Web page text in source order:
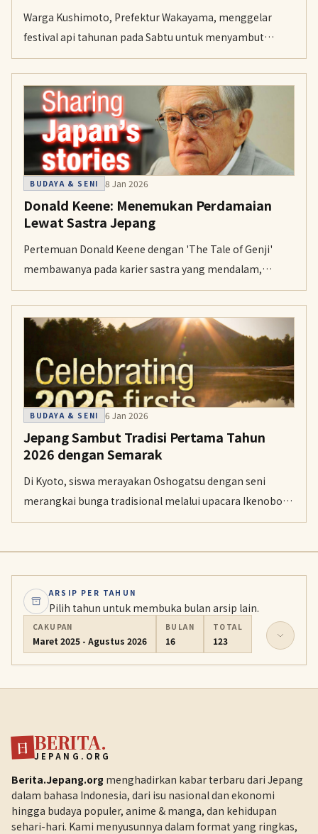
Warga Kushimoto, Prefektur Wakayama, menggelar
festival api tahunan pada Sabtu untuk menyambut
musim semi. Sekitar 100.000 meter persegi hamparan
rumput kering dibakar agar tunas baru bisa tumbuh
kembali.
BUDAYA & SENI 8 Jan 2026
Donald Keene: Menemukan Perdamaian
Lewat Sastra Jepang
Pertemuan Donald Keene dengan 'The Tale of Genji'
membawanya pada karier sastra yang mendalam,
menjalin persahabatan dengan penulis Jepang
pascaperang. Perjalanannya dimulai dari pengalaman
Perang Dunia II yang menginspirasi tekadnya untuk
mempromosikan perdamaian.
BUDAYA & SENI 6 Jan 2026
Jepang Sambut Tradisi Pertama Tahun
2026 dengan Semarak
Di Kyoto, siswa merayakan Oshogatsu dengan seni
merangkai bunga tradisional melalui upacara Ikenobo
yang berusia berabad-abad. Sekitar 800 peserta dari
ARSIP PER TAHUN
Pilih tahun untuk membuka bulan arsip lain.
CAKUPAN
Maret 2025 - Agustus 2026
BULAN
16
TOTAL
123
日 BERITA.
JEPANG.ORG
Berita.Jepang.org menghadirkan kabar terbaru dari Jepang
dalam bahasa Indonesia, dari isu nasional dan ekonomi
hingga budaya populer, anime & manga, dan kehidupan
sehari-hari. Kami menyusunnya dalam format yang ringkas,